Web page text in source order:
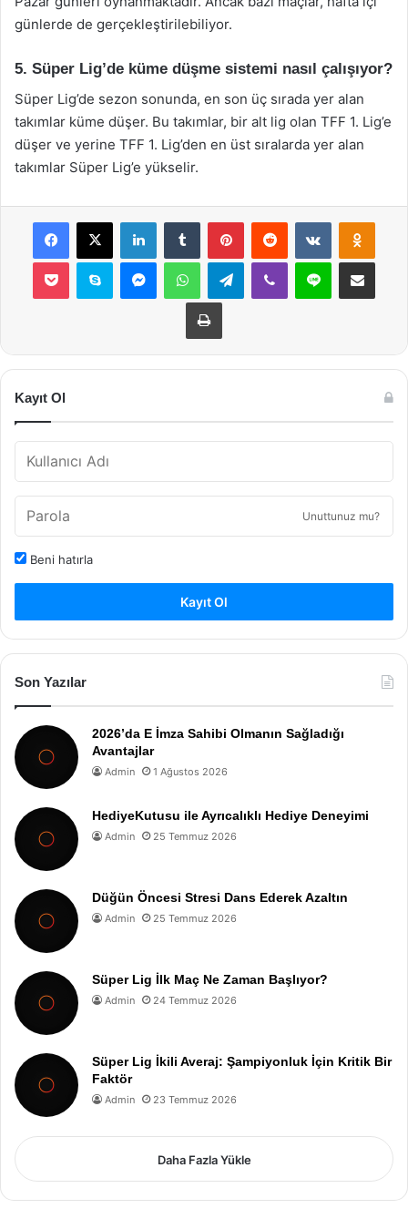
günlerde de gerçekleştirilebiliyor.
5. Süper Lig’de küme düşme sistemi nasıl çalışıyor?
Süper Lig’de sezon sonunda, en son üç sırada yer alan
takımlar küme düşer. Bu takımlar, bir alt lig olan TFF 1. Lig’e
düşer ve yerine TFF 1. Lig’den en üst sıralarda yer alan
takımlar Süper Lig’e yükselir.
Facebook
X LinkedInTumblr PinterestReddit VKontakte
Pocket Skype MessengerWhatsAppTelegramViber Line E-Posta ile
Yazdır
Kayıt Ol
Unuttunuz mu?
Beni hatırla
Kayıt Ol
Son Yazılar
2026’da E İmza Sahibi Olmanın Sağladığı
Avantajlar
Admin 1 Ağustos 2026
HediyeKutusu ile Ayrıcalıklı Hediye Deneyimi
Admin 25 Temmuz 2026
Düğün Öncesi Stresi Dans Ederek Azaltın
Admin 25 Temmuz 2026
Süper Lig İlk Maç Ne Zaman Başlıyor?
Admin 24 Temmuz 2026
Süper Lig İkili Averaj: Şampiyonluk İçin Kritik Bir
Faktör
Admin 23 Temmuz 2026
Daha Fazla Yükle